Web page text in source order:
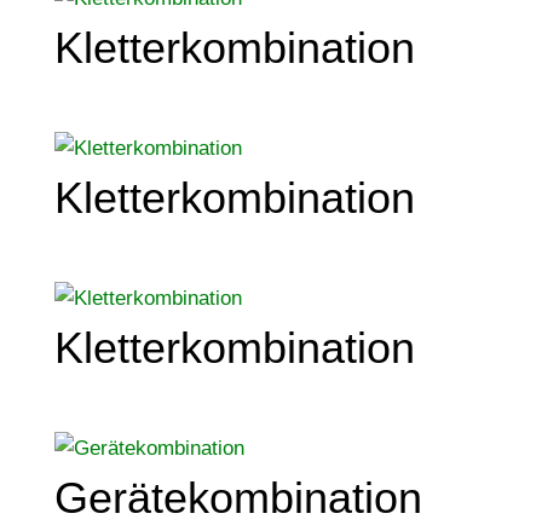
Kletterkombination
Kletterkombination
Kletterkombination
Gerätekombination